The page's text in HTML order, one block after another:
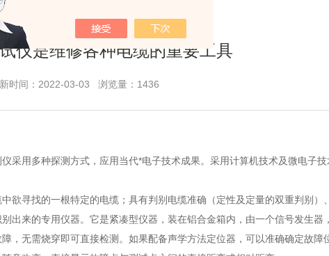
仪是维修各种电缆的重要工具
时间：2022-03-03 浏览量：1436
用多种探测方式，应用当代*电子技术成果。采用计算机技术及微电子
寻找的一根特定的电缆；具有判别电缆准确（定性及定量的双重判别）
来的专用仪器。它是紧凑型仪器，装在铝合金箱内，由一个信号发生器
无需烧穿即可直接检测。如果配备声学方法定位器，可以准确确定故障